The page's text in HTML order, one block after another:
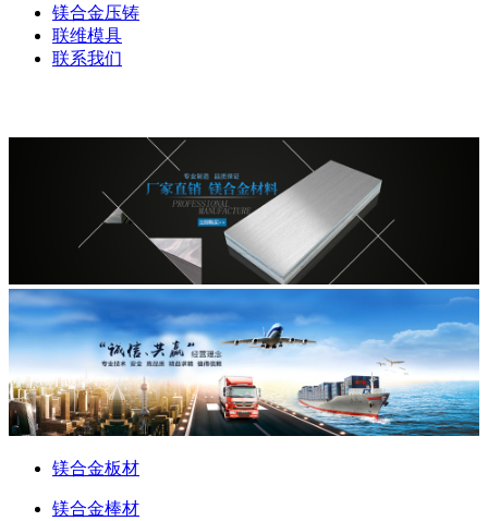
镁合金压铸
联维模具
联系我们
镁合金板材
镁合金棒材